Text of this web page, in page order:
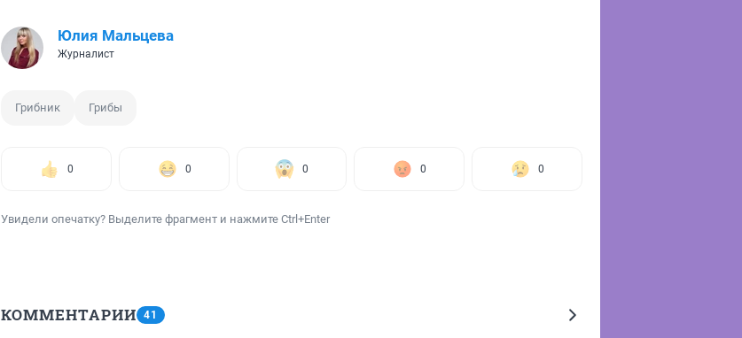
Юлия Мальцева
Журналист
Грибник Грибы
0 0 0 0 0
Увидели опечатку? Выделите фрагмент и нажмите Ctrl+Enter
КОММЕНТАРИИ 41